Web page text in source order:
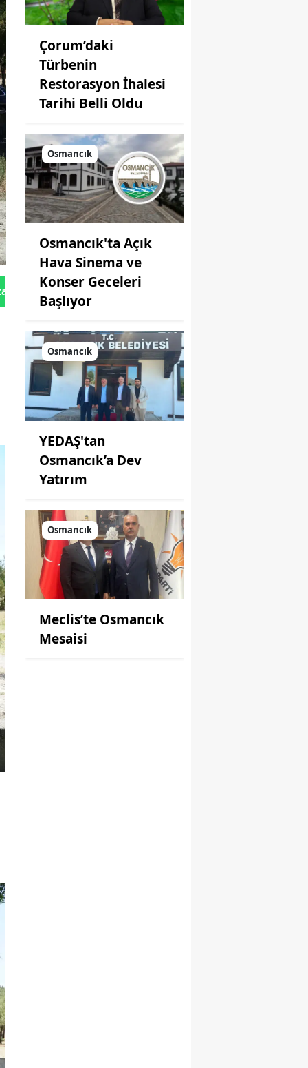
Gönder
Çorum’daki
Türbenin
Restorasyon İhalesi
Tarihi Belli Oldu
Osmancık
Osmancık'ta Açık
Hava Sinema ve
Konser Geceleri
Başlıyor
Osmancık
YEDAŞ'tan
Osmancık’a Dev
Yatırım
Osmancık
Meclis’te Osmancık
Mesaisi